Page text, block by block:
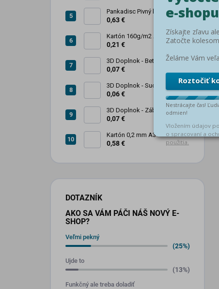
Pankadisc Pivný kartón A4
1mm 420g
0,63 €
Kartón 160g/m2 A4 saténový
biely povrch
0,21 €
3D Doplnok - Betónová
zábrana 1ks
0,07 €
3D Doplnok - Sud na olej
kovový 250L - 1ks
0,06 €
3D Doplnok - Zábradlie 1ks +
stojan 2ks
0,07 €
Kartón 0,2 mm A3
0,58 €
DOTAZNÍK
AKO SA VÁM PÁČI NÁŠ NOVÝ E-
SHOP?
Veľmi pekný
(25%)
Ujde to
(13%)
Funkčný ale treba doladiť